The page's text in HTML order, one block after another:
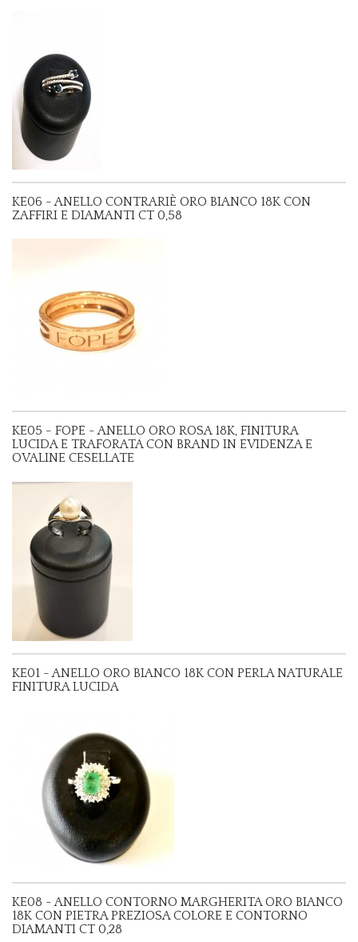
KE06 - ANELLO CONTRARIÈ ORO BIANCO 18K CON
ZAFFIRI E DIAMANTI CT 0,58
KE05 - FOPE - ANELLO ORO ROSA 18K, FINITURA
LUCIDA E TRAFORATA CON BRAND IN EVIDENZA E
OVALINE CESELLATE
KE01 - ANELLO ORO BIANCO 18K CON PERLA NATURALE
FINITURA LUCIDA
KE08 - ANELLO CONTORNO MARGHERITA ORO BIANCO
18K CON PIETRA PREZIOSA COLORE E CONTORNO
DIAMANTI CT 0,28